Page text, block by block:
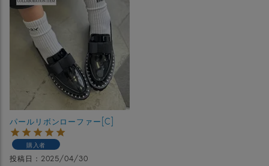
パールリボンローファー[C]
購入者
投稿日 2025/04/30